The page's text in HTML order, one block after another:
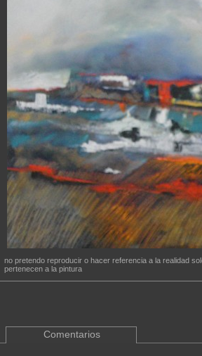
no pretendo reproducir o hacer referencia a la realidad
pertenecen a la pintura
Comentarios